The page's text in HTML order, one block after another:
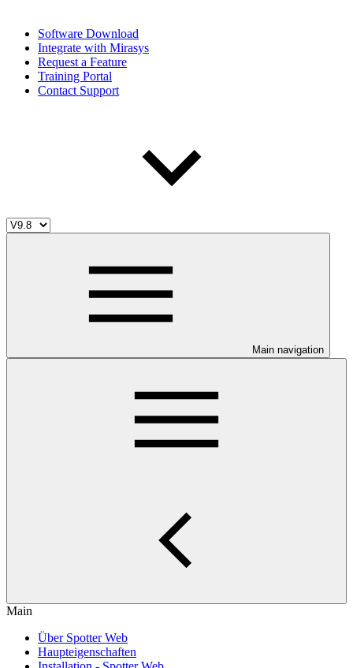
Software Download
Integrate with Mirasys
Request a Feature
Training Portal
Contact Support
Main navigation
Main
Über Spotter Web
Haupteigenschaften